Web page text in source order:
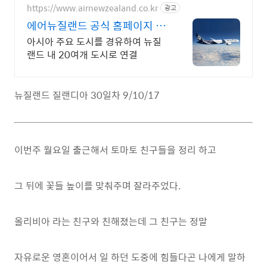
https://www.airnewzealand.co.kr 광고
에어뉴질랜드 공식 홈페이지 항
공권 예약 및 여행 정보
아시아 주요 도시를 경유하여 뉴질
랜드 내 20여개 도시로 연결
뉴질랜드 질랜디아 30일차 9/10/17
이번주 월요일 출근해서 토마토 친구들을 정리 하고
그 뒤에 꽃들 높이를 맞춰주며 잘라주었다.
올리비아 라는 친구와 친해졌는데 그 친구는 정말
자유로운 영혼이어서 일 하던 도중에 힘들다곤 나에게 말하